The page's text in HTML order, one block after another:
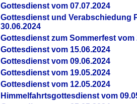
Gottesdienst vom 07.07.2024
Gottesdienst und Verabschiedung
30.06.2024
Gottesdienst zum Sommerfest vom
Gottesdienst vom 15.06.2024
Gottesdienst vom 09.06.2024
Gottesdienst vom 19.05.2024
Gottesdienst vom 12.05.2024
Himmelfahrtsgottesdienst vom